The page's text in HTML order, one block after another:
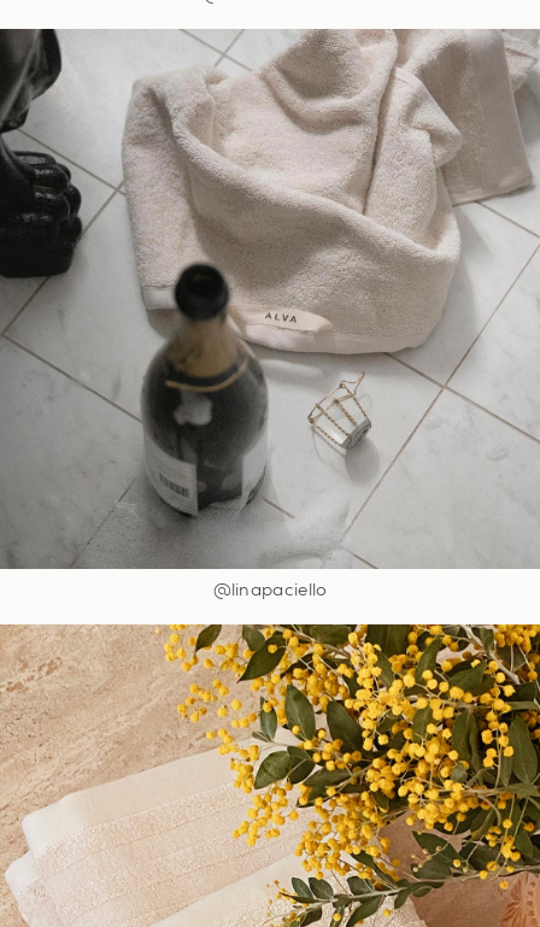
@linapaciello